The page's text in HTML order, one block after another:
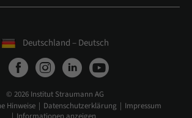
Deutschland – Deutsch
© 2026 Institut Straumann AG
Hinweise Datenschutzerklärung
Impressum